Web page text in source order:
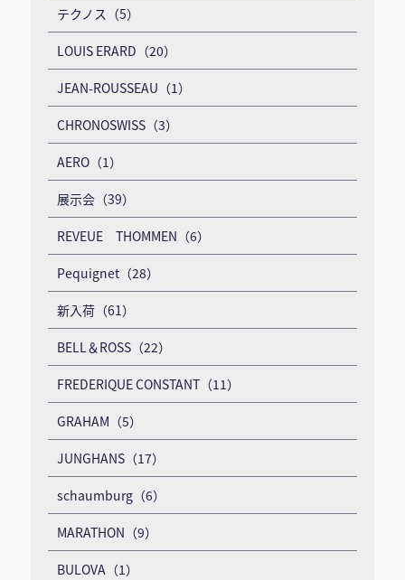
テクノス（5）
LOUIS ERARD（20）
JEAN-ROUSSEAU（1）
CHRONOSWISS（3）
AERO（1）
展示会（39）
REVEUE THOMMEN（6）
Pequignet（28）
新入荷（61）
BELL＆ROSS（22）
FREDERIQUE CONSTANT（11）
GRAHAM（5）
JUNGHANS（17）
schaumburg（6）
MARATHON（9）
BULOVA（1）